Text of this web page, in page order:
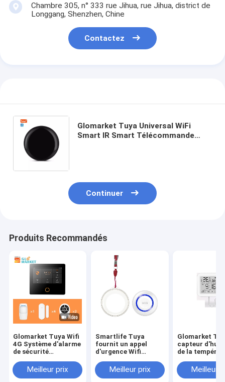
Chambre 305, n° 333 rue Jihua, rue Jihua, district de
Longgang, Shenzhen, Chine
Contactez
Glomarket Tuya Universal WiFi
Smart IR Smart Télécommande
Continuer
Produits Recommandés
Glomarket Tuya Wifi
4G Système d'alarme
de sécurité
Alexa Sirène intégrée
Meilleur prix
Smartlife Tuya
fournit un appel
d'urgence Wifi
télécommande Sos
bouton panique pour
Meilleur prix
Glomarket
capteur
de la
maison
hygromètre
Meilleur